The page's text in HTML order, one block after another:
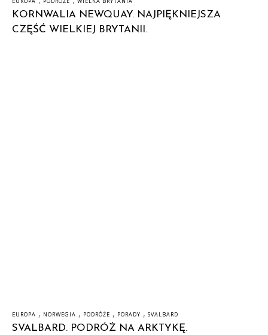
KORNWALIA NEWQUAY. NAJPIĘKNIEJSZA
CZĘŚĆ WIELKIEJ BRYTANII.
EUROPA , NORWEGIA , PODRÓŻE , PORADY , SVALBARD
SVALBARD. PODRÓŻ NA ARKTYKĘ.